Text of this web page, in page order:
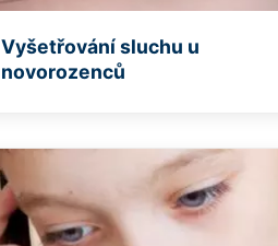
Vyšetřování sluchu u
novorozenců